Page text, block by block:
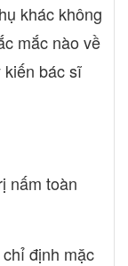
khác không
mắc nào về
kiến bác sĩ
nấm toàn
định mặc